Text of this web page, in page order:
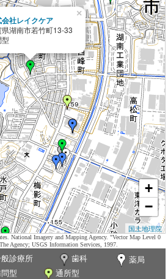
会社レイクケア
県湖南市若竹町13-33
×
+
−
国土地理院
National Imagery and Mapping Agency. "Vector Map Level 0
Agency; USGS Information Services, 1997.
般診療所 歯科
薬局
型
通所型